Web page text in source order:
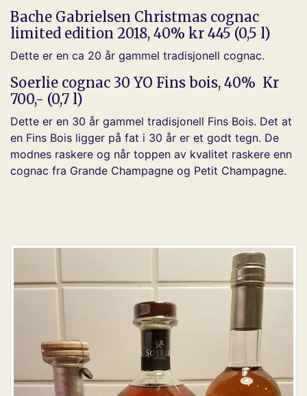
Bache Gabrielsen Christmas cognac
limited edition 2018, 40% kr 445 (0,5 l)
Dette er en ca 20 år gammel tradisjonell cognac.
Soerlie cognac 30 YO Fins bois, 40% Kr
700,- (0,7 l)
Dette er en 30 år gammel tradisjonell Fins Bois. Det at
en Fins Bois ligger på fat i 30 år er et godt tegn. De
modnes raskere og når toppen av kvalitet raskere enn
cognac fra Grande Champagne og Petit Champagne.